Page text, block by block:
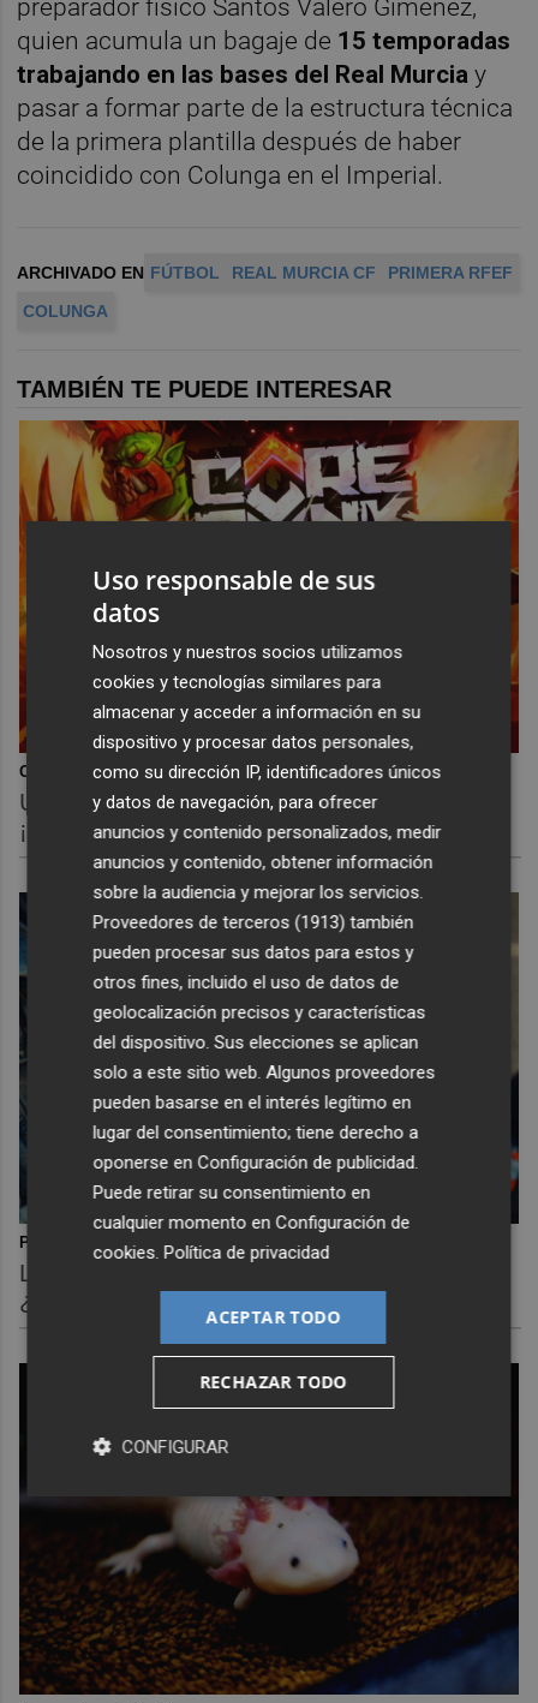
preparador físico Santos Valero Giménez,
quien acumula un bagaje de 15 temporadas
trabajando en las bases del Real Murciay
pasar a formar parte de la estructura técnica
de la primera plantilla después de haber
coincidido con Colunga en el Imperial.
ARCHIVADO EN FÚTBOL REAL MURCIA CF
PRIMERA RFEF
COLUNGA
TAMBIÉN TE PUEDE INTERESAR
Corepunk MMORPG
Un verdadero MMORPG de la vieja escuela
¡Cómo los de antes, pero mejor!
Pasaportes que abren puertas
Los pasaportes más poderosos del mundo,
¿está el tuyo?
Uso responsable de sus
datos
Nosotros y nuestros socios utilizamos
cookies y tecnologías similares para
almacenar y acceder a información en su
dispositivo y procesar datos personales,
como su dirección IP, identificadores únicos
y datos de navegación, para ofrecer
anuncios y contenido personalizados, medir
anuncios y contenido, obtener información
sobre la audiencia y mejorar los servicios.
Proveedores de terceros (1913) también
pueden procesar sus datos para estos y
otros fines, incluido el uso de datos de
geolocalización precisos y características
del dispositivo. Sus elecciones se aplican
solo a este sitio web. Algunos proveedores
pueden basarse en el interés legítimo en
lugar del consentimiento; tiene derecho a
oponerse enConfiguración de publicidad
Puede retirar su consentimiento en
cualquier momento enConfiguración de
cookies .Política de privacidad
ACEPTAR TODO
RECHAZAR TODO
CONFIGURAR